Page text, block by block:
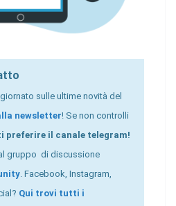
sulle ultime novità del
newsletter! Se non controlli
preferire il canale telegram!
gruppo di discussione
. Facebook, Instagram,
Qui trovi tutti i